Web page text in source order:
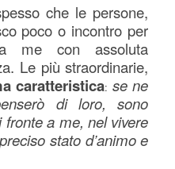
che le persone,
poco o incontro per
me con assoluta
Le più straordinarie,
caratteristica: se ne
di loro, sono
a me, nel vivere
stato d’animo e